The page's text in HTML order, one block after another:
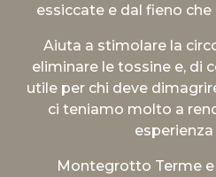
essiccate e dal fieno
Aiuta a stimolare la
eliminare le tossine e, di
utile per chi deve
ci teniamo molto a
esperienza
Montegrotto Terme e